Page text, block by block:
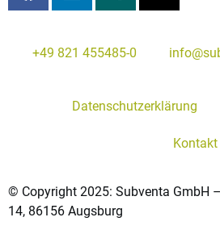
+49 821 455485-0
Datenschutzerklärung
Kontakt
© Copyright 2025: Subventa GmbH
14, 86156 Augsburg